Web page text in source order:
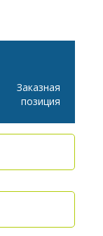
Заказная
позиция